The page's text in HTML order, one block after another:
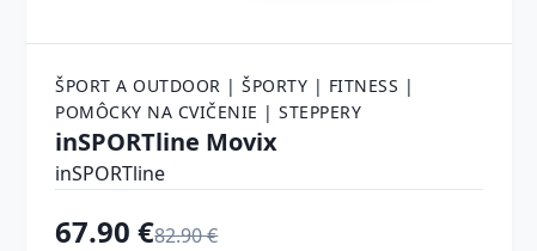
ŠPORT A OUTDOOR | ŠPORTY | FITNESS |
POMÔCKY NA CVIČENIE | STEPPERY
inSPORTline Movix
inSPORTline
67.90 €82.90 €